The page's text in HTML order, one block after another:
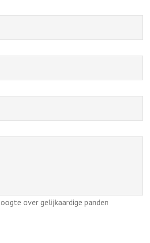
over gelijkaardige panden